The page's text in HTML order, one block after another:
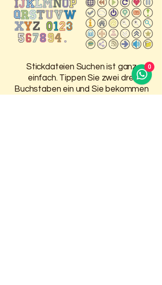
Stickdateien Suchen ist ganz
einfach. Tippen Sie zwei drei
Buchstaben ein und Sie bekommen
0